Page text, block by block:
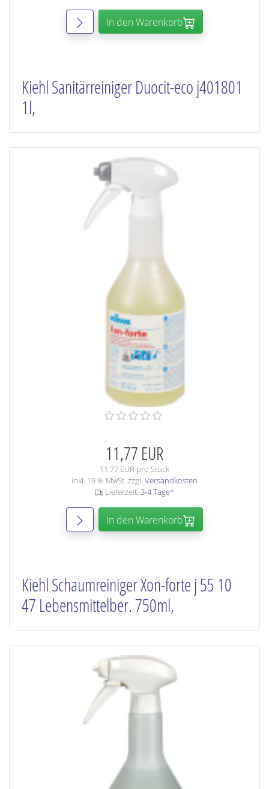
In den Warenkorb
Kiehl Sanitärreiniger Duocit-eco j401801
1l,
11,77 EUR
11,77 EUR pro Stück
inkl. 19 % MwSt. zzgl. Versandkosten
Lieferzeit: 3-4 Tage*
In den Warenkorb
Kiehl Schaumreiniger Xon-forte j 55 10
47 Lebensmittelber. 750ml,